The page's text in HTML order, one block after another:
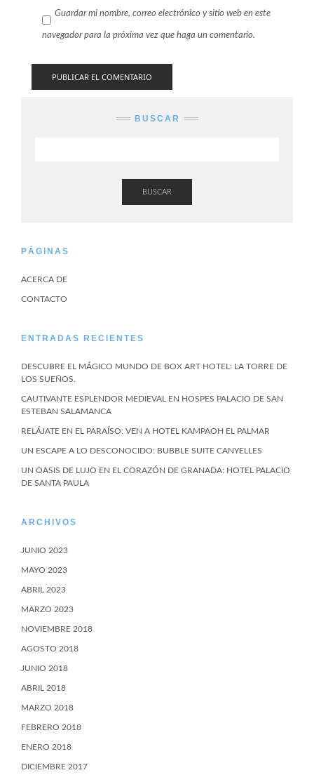
Guardar mi nombre, correo electrónico y sitio web en este
navegador para la próxima vez que haga un comentario.
BUSCAR
BUSCAR
PÁGINAS
ACERCA DE
CONTACTO
ENTRADAS RECIENTES
DESCUBRE EL MÁGICO MUNDO DE BOX ART HOTEL: LA TORRE DE
LOS SUEÑOS.
CAUTIVANTE ESPLENDOR MEDIEVAL EN HOSPES PALACIO DE SAN
ESTEBAN SALAMANCA
RELÁJATE EN EL PARAÍSO: VEN A HOTEL KAMPAOH EL PALMAR
UN ESCAPE A LO DESCONOCIDO: BUBBLE SUITE CANYELLES
UN OASIS DE LUJO EN EL CORAZÓN DE GRANADA: HOTEL PALACIO
DE SANTA PAULA
ARCHIVOS
JUNIO 2023
MAYO 2023
ABRIL 2023
MARZO 2023
NOVIEMBRE 2018
AGOSTO 2018
JUNIO 2018
ABRIL 2018
MARZO 2018
FEBRERO 2018
ENERO 2018
DICIEMBRE 2017